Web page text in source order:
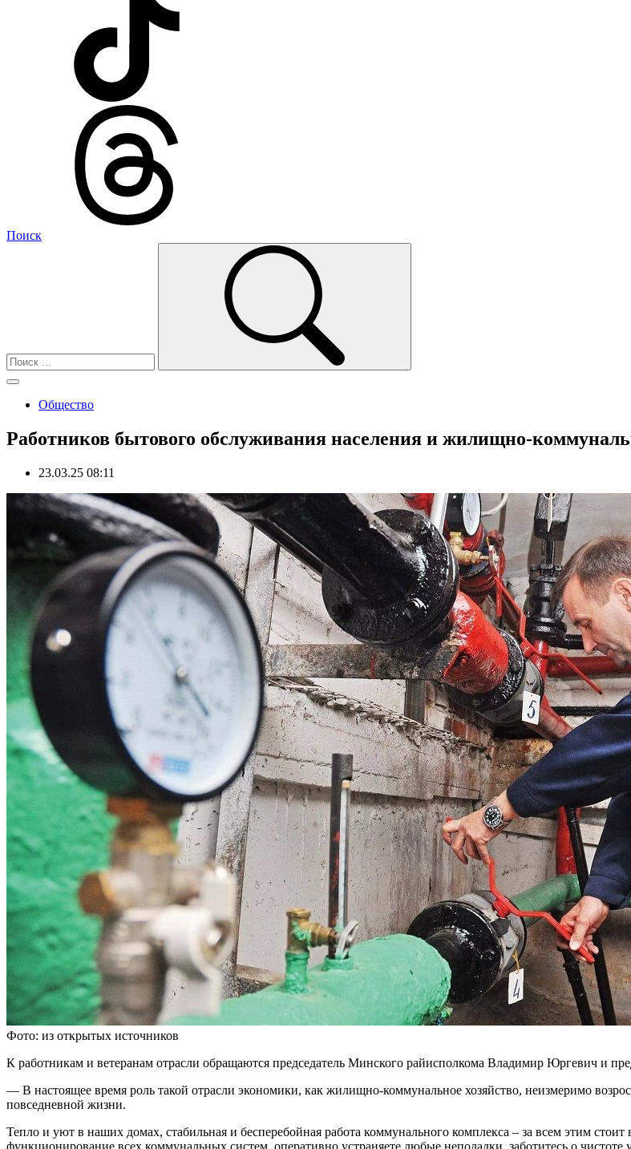
Поиск
Общество
Работников бытового обслуживания населения и жилищно-
23.03.25 08:11
Фото: из открытых источников
К работникам и ветеранам отрасли обращаются председатель Минского райисполкома Владимир Юргевич и
— В настоящее время роль такой отрасли экономики, как жилищно-коммунальное хозяйство, неизмеримо
повседневной жизни.
Тепло и уют в наших домах, стабильная и бесперебойная работа коммунального комплекса – за всем этим
функционирование всех коммунальных систем, оперативно устраняете любые неполадки, заботитесь о